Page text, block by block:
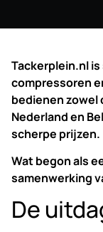
Tackerplein.nl
compressoren
bedienen zowel
Nederland en
scherpe prijzen.
Wat begon als
samenwerking
De